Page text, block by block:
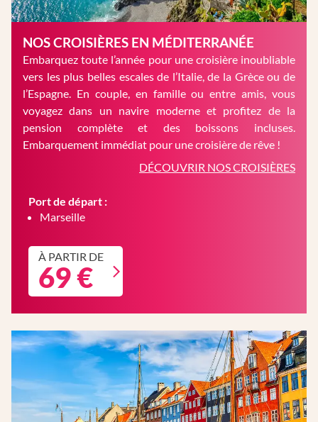
NOS CROISIÈRES EN MÉDITERRANÉE
Embarquez toute l’année pour une croisière inoubliable
vers les plus belles escales de l’Italie, de la Grèce ou de
l’Espagne. En couple, en famille ou entre amis, vous
voyagez dans un navire moderne et profitez de la
pension complète et des boissons incluses.
Embarquement immédiat pour une croisière de rêve !
DÉCOUVRIR NOS CROISIÈRES
Port de départ :
Marseille
À PARTIR DE
69 €